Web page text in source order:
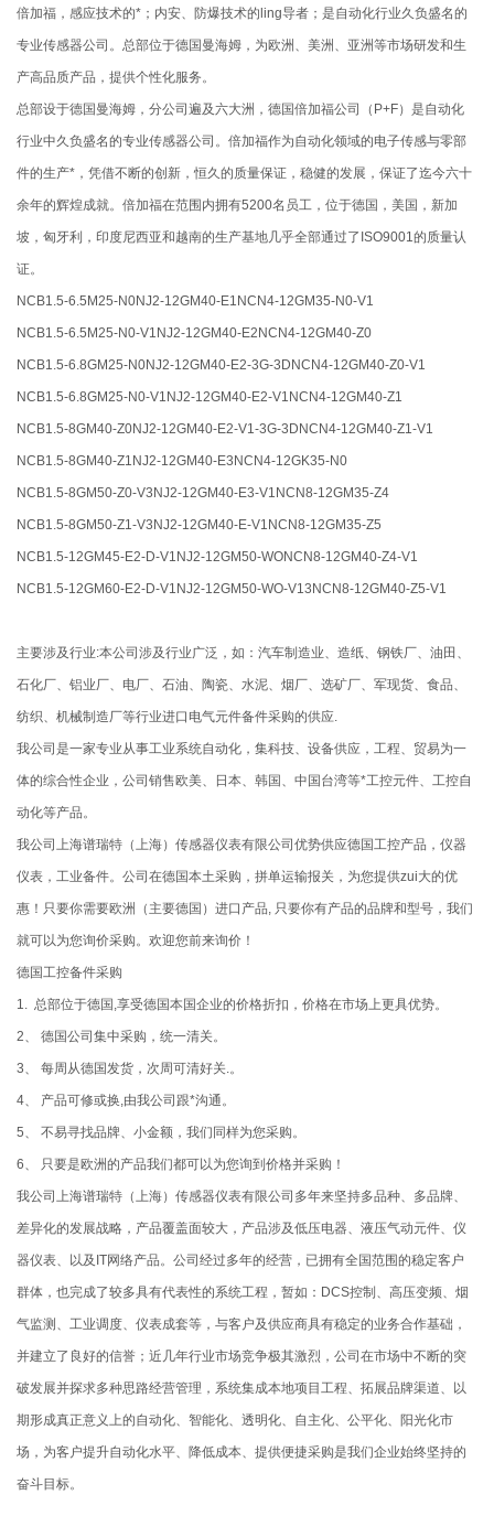
倍加福，感应技术的*；内安、防爆技术的ling导者；是自动化行业久负盛名的
专业传感器公司。总部位于德国曼海姆，为欧洲、美洲、亚洲等市场研发和生
产高品质产品，提供个性化服务。
总部设于德国曼海姆，分公司遍及六大洲，德国倍加福公司（P+F）是自动化
行业中久负盛名的专业传感器公司。倍加福作为自动化领域的电子传感与零部
件的生产*，凭借不断的创新，恒久的质量保证，稳健的发展，保证了迄今六十
余年的辉煌成就。倍加福在范围内拥有5200名员工，位于德国，美国，新加
坡，匈牙利，印度尼西亚和越南的生产基地几乎全部通过了ISO9001的质量认
证。
NCB1.5-6.5M25-N0NJ2-12GM40-E1NCN4-12GM35-N0-V1
NCB1.5-6.5M25-N0-V1NJ2-12GM40-E2NCN4-12GM40-Z0
NCB1.5-6.8GM25-N0NJ2-12GM40-E2-3G-3DNCN4-12GM40-Z0-V1
NCB1.5-6.8GM25-N0-V1NJ2-12GM40-E2-V1NCN4-12GM40-Z1
NCB1.5-8GM40-Z0NJ2-12GM40-E2-V1-3G-3DNCN4-12GM40-Z1-V1
NCB1.5-8GM40-Z1NJ2-12GM40-E3NCN4-12GK35-N0
NCB1.5-8GM50-Z0-V3NJ2-12GM40-E3-V1NCN8-12GM35-Z4
NCB1.5-8GM50-Z1-V3NJ2-12GM40-E-V1NCN8-12GM35-Z5
NCB1.5-12GM45-E2-D-V1NJ2-12GM50-WONCN8-12GM40-Z4-V1
NCB1.5-12GM60-E2-D-V1NJ2-12GM50-WO-V13NCN8-12GM40-Z5-V1
主要涉及行业:本公司涉及行业广泛，如：汽车制造业、造纸、钢铁厂、油田、
石化厂、铝业厂、电厂、石油、陶瓷、水泥、烟厂、选矿厂、军现货、食品、
纺织、机械制造厂等行业进口电气元件备件采购的供应.
我公司是一家专业从事工业系统自动化，集科技、设备供应，工程、贸易为一
体的综合性企业，公司销售欧美、日本、韩国、中国台湾等*工控元件、工控自
动化等产品。
我公司上海谱瑞特（上海）传感器仪表有限公司优势供应德国工控产品，仪器
仪表，工业备件。公司在德国本土采购，拼单运输报关，为您提供zui大的优
惠！只要你需要欧洲（主要德国）进口产品, 只要你有产品的品牌和型号，我们
就可以为您询价采购。欢迎您前来询价！
德国工控备件采购
1. 总部位于德国,享受德国本国企业的价格折扣，价格在市场上更具优势。
2、 德国公司集中采购，统一清关。
3、 每周从德国发货，次周可清好关.。
4、 产品可修或换,由我公司跟*沟通。
5、 不易寻找品牌、小金额，我们同样为您采购。
6、 只要是欧洲的产品我们都可以为您询到价格并采购！
我公司上海谱瑞特（上海）传感器仪表有限公司多年来坚持多品种、多品牌、
差异化的发展战略，产品覆盖面较大，产品涉及低压电器、液压气动元件、仪
器仪表、以及IT网络产品。公司经过多年的经营，已拥有全国范围的稳定客户
群体，也完成了较多具有代表性的系统工程，暂如：DCS控制、高压变频、烟
气监测、工业调度、仪表成套等，与客户及供应商具有稳定的业务合作基础，
并建立了良好的信誉；近几年行业市场竞争极其激烈，公司在市场中不断的突
破发展并探求多种思路经营管理，系统集成本地项目工程、拓展品牌渠道、以
期形成真正意义上的自动化、智能化、透明化、自主化、公平化、阳光化市
场，为客户提升自动化水平、降低成本、提供便捷采购是我们企业始终坚持的
奋斗目标。